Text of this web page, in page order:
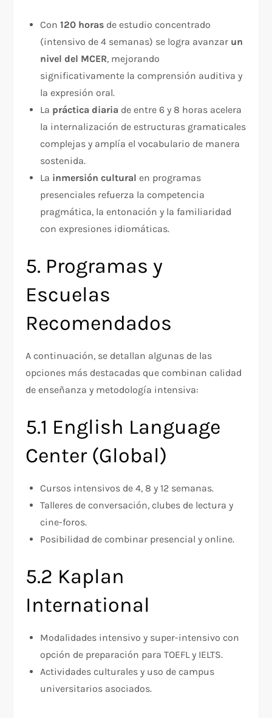
Con120 horas de estudio concentrado
(intensivo de 4 semanas) se logra avanzar un
nivel del MCER, mejorando
significativamente la comprensión auditiva y
la expresión oral.
La práctica diaria de entre 6 y 8 horas acelera
la internalización de estructuras gramaticales
complejas y amplía el vocabulario de manera
sostenida.
La inmersión cultural en programas
presenciales refuerza la competencia
pragmática, la entonación y la familiaridad
con expresiones idiomáticas.
5. Programas y
Escuelas
Recomendados
A continuación, se detallan algunas de las
opciones más destacadas que combinan calidad
de enseñanza y metodología intensiva:
5.1 English Language
Center (Global)
Cursos intensivos de 4, 8 y 12 semanas.
Talleres de conversación, clubes de lectura y
cine-foros.
Posibilidad de combinar presencial y online.
5.2 Kaplan
International
Modalidades intensivo y super-intensivo con
opción de preparación para TOEFL y IELTS.
Actividades culturales y uso de campus
universitarios asociados.